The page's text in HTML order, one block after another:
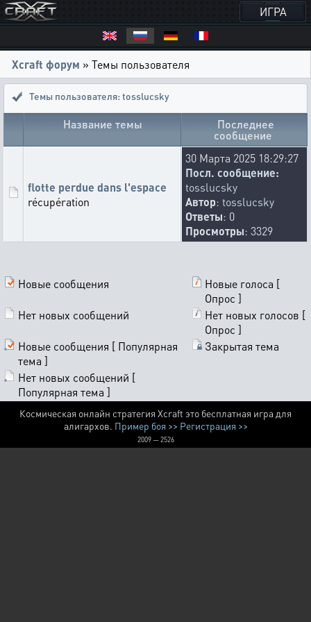
ИГРА
Xcraft форум » Темы пользователя
Темы пользователя: tosslucsky
Название темы Последнее
сообщение
flotte perdue dans l'espace
récupération
30 Марта 2025 18:29:27
Посл. сообщение:
tosslucsky
Автор: tosslucsky
Ответы: 0
Просмотры: 3329
Новые сообщения
Новые голоса [
Опрос ]
Нет новых сообщений
Нет новых голосов [
Опрос ]
Новые сообщения [ Популярная
тема ]
Закрытая тема
Нет новых сообщений [
Популярная тема ]
Космическая онлайн стратегия Xcraft это бесплатная игра для
алигархов. Пример боя >> Регистрация >>
2009 — 2526